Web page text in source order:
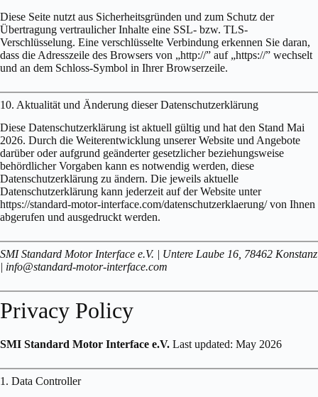
Diese Seite nutzt aus Sicherheitsgründen und zum Schutz der
Übertragung vertraulicher Inhalte eine SSL- bzw. TLS-
Verschlüsselung. Eine verschlüsselte Verbindung erkennen Sie daran,
dass die Adresszeile des Browsers von „http://” auf „https://” wechselt
und an dem Schloss-Symbol in Ihrer Browserzeile.
10. Aktualität und Änderung dieser Datenschutzerklärung
Diese Datenschutzerklärung ist aktuell gültig und hat den Stand Mai
2026. Durch die Weiterentwicklung unserer Website und Angebote
darüber oder aufgrund geänderter gesetzlicher beziehungsweise
behördlicher Vorgaben kann es notwendig werden, diese
Datenschutzerklärung zu ändern. Die jeweils aktuelle
Datenschutzerklärung kann jederzeit auf der Website unter
https://standard-motor-interface.com/datenschutzerklaerung/ von Ihnen
abgerufen und ausgedruckt werden.
SMI Standard Motor Interface e.V. | Untere Laube 16, 78462 Konstanz
| info@standard-motor-interface.com
Privacy Policy
SMI Standard Motor Interface e.V. Last updated: May 2026
1. Data Controller